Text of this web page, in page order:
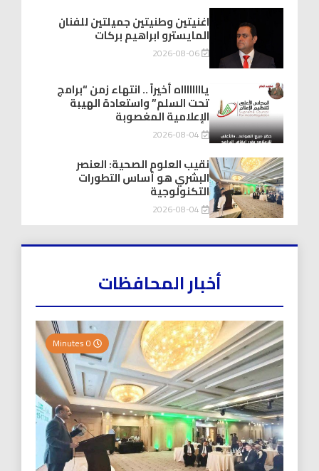
اغنيتين وطنيتين جميلتين للفنان
المايسترو ابراهيم بركات
2026-08-06
يااااااااه أخيراً .. انتهاء زمن “برامج
تحت السلم” واستعادة الهيبة
الإعلامية المغصوبة
2026-08-04
نقيب العلوم الصحية: العنصر
البشري هو أساس التطورات
التكنولوجية
2026-08-04
أخبار المحافظات